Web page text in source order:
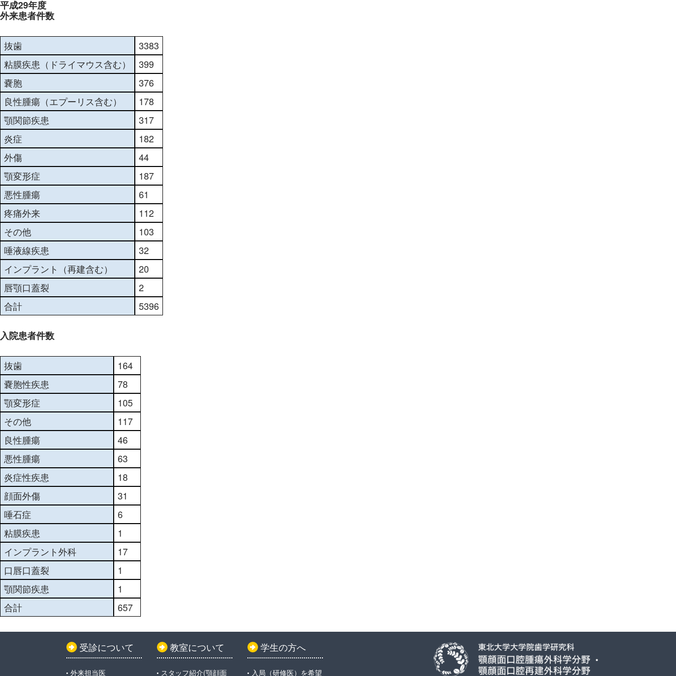
平成29年度
外来患者件数
抜歯
3383
粘膜疾患（ドライマウス含む）
399
嚢胞
376
良性腫瘍（エプーリス含む）
178
顎関節疾患
317
炎症
182
外傷
44
顎変形症
187
悪性腫瘍
61
疼痛外来
112
その他
103
唾液線疾患
32
インプラント（再建含む）
20
唇顎口蓋裂
2
合計
5396
入院患者件数
抜歯
164
嚢胞性疾患
78
顎変形症
105
その他
117
良性腫瘍
46
悪性腫瘍
63
炎症性疾患
18
顔面外傷
31
唾石症
6
粘膜疾患
1
インプラント外科
17
口唇口蓋裂
1
顎関節疾患
1
合計
657
受診について
外来担当医
教室について
スタッフ紹介(顎顔面
学生の方へ
入局（研修医）を希望